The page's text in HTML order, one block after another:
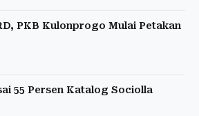
PKB Kulonprogo Mulai Petakan
55 Persen Katalog Sociolla